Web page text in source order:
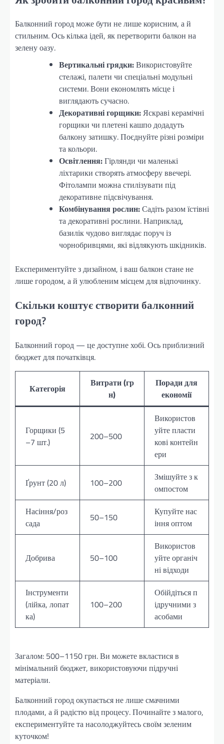
Балконний город може бути не лише корисним, а й
стильним. Ось кілька ідей, як перетворити балкон на
зелену оазу.
Вертикальні грядки:Використовуйте
стелажі, палети чи спеціальні модульні
системи. Вони економлять місце і
виглядають сучасно.
Декоративні горщики:Яскраві керамічні
горщики чи плетені кашпо додадуть
балкону затишку. Поєднуйте різні розміри
та кольори.
Освітлення:Гірлянди чи маленькі
ліхтарики створять атмосферу ввечері.
Фітолампи можна стилізувати під
декоративне підсвічування.
Комбінування рослин:Садіть разом їстівні
та декоративні рослини. Наприклад,
базилік чудово виглядає поруч із
чорнобривцями, які відлякують шкідників.
Експериментуйте з дизайном, і ваш балкон стане не
лише городом, а й улюбленим місцем для відпочинку.
Скільки коштує створити балконний
город?
Балконний город — це доступне хобі. Ось приблизний
бюджет для початківця.
Категорія
Витрати (гр
н)
Поради для
економії
Горщики (5
–7 шт.)
200–500
Використов
уйте пласти
кові контейн
ери
Ґрунт (20 л) 100–200
Змішуйте з к
омпостом
Насіння/роз
сада
50–150
Купуйте нас
іння оптом
Добрива 50–100
Використов
уйте органіч
ні відходи
Інструменти
(лійка, лопат
ка)
100–200
Обійдіться п
ідручними з
асобами
Загалом: 500–1150 грн. Ви можете вкластися в
мінімальний бюджет, використовуючи підручні
матеріали.
Балконний город окупається не лише смачними
плодами, а й радістю від процесу. Починайте з малого,
експериментуйте та насолоджуйтесь своїм зеленим
куточком!